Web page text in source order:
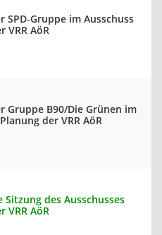
Gruppe im Ausschuss
VRR AöR
B90/Die Grünen im
der VRR AöR
des Ausschusses
VRR AöR